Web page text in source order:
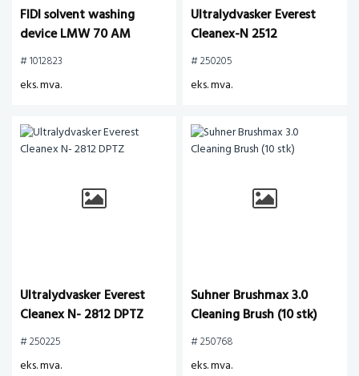
FIDI solvent washing
device LMW 70 AM
automatic/manual in
rinse
# 1012823
eks. mva.
Ultralydvasker Everest
Cleanex-N 2512
# 250205
eks. mva.
Ultralydvasker Everest
Cleanex N- 2812 DPTZ
# 250225
eks. mva.
Suhner Brushmax 3.0
Cleaning Brush (10 stk)
# 250768
eks. mva.